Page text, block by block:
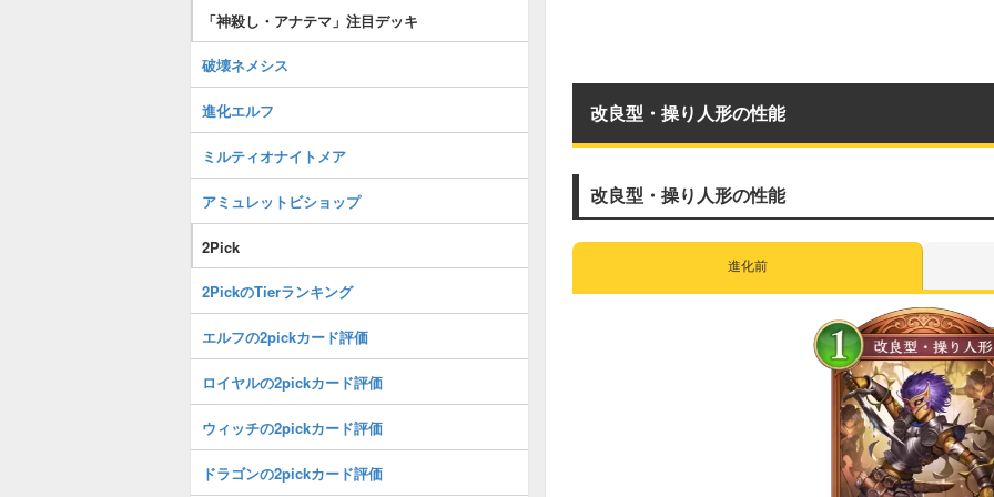
改良型・操り人形の性能
改良型・操り人形の性能
進化前
「神殺し・アナテマ」注目デッキ
破壊ネメシス
進化エルフ
ミルティオナイトメア
アミュレットビショップ
2Pick
2PickのTierランキング
エルフの2pickカード評価
ロイヤルの2pickカード評価
ウィッチの2pickカード評価
ドラゴンの2pickカード評価